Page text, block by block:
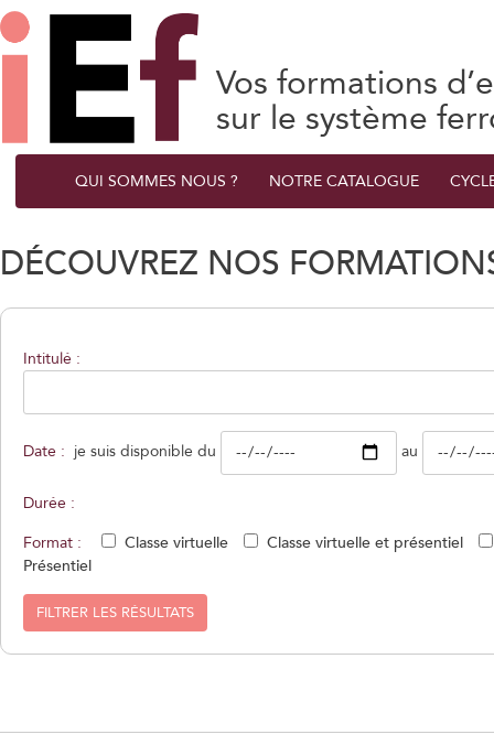
Vos formations
sur le système
QUI SOMMES NOUS ? NOTRE CATALOGUE
DÉCOUVREZ NOS
Intitulé :
Date : je suis disponible du au
Durée :
Format :
Classe virtuelle
Classe virtuelle et présentiel
Présentiel
FILTRER LES RÉSULTATS